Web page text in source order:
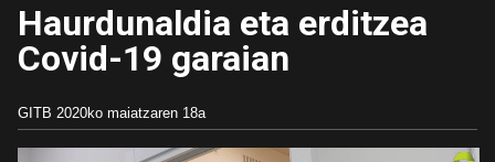
Haurdunaldia eta erditzea
Covid-19 garaian
GITB 2020ko maiatzaren 18a